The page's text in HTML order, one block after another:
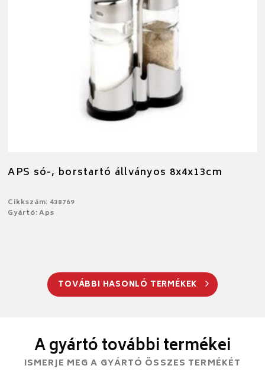
APS só-, borstartó állványos 8x4x13cm
Cikkszám: 438769
Gyártó: Aps
TOVÁBBI HASONLÓ TERMÉKEK
A gyártó további termékei
ISMERJE MEG A GYÁRTÓ ÖSSZES TERMÉKÉT